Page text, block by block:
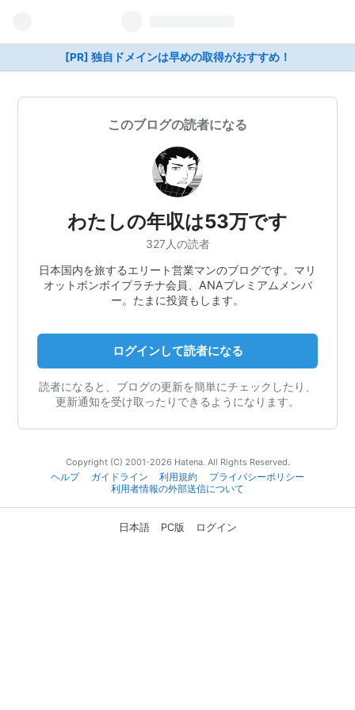
[PR] 独自ドメインは早めの取得がおすすめ！
このブログの読者になる
わたしの年収は53万です
327人の読者
日本国内を旅するエリート営業マンのブログです。マリ
オットボンボイプラチナ会員、ANAプレミアムメンバ
ー。たまに投資もします。
ログインして読者になる
読者になると、ブログの更新を簡単にチェックしたり、
更新通知を受け取ったりできるようになります。
Copyright (C) 2001-2026 Hatena. All Rights Reserved.
ヘルプ
ガイドライン 利用規約
プライバシーポリシー
利用者情報の外部送信について
日本語 PC版 ログイン